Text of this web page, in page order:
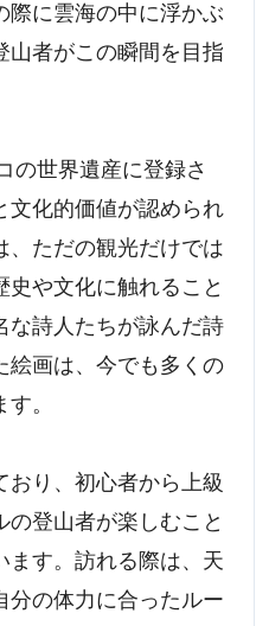
際に雲海の中に浮かぶ
山者がこの瞬間を目指
の世界遺産に登録さ
文化的価値が認められ
、ただの観光だけでは
や文化に触れること
な詩人たちが詠んだ詩
絵画は、今でも多くの
。
おり、初心者から上級
登山者が楽しむこと
ます。訪れる際は、天
分の体力に合ったルー